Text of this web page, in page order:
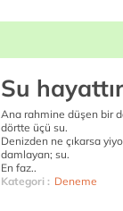
Su
Ana rahmine düşen bir
dörtte üçü su.
Denizden ne çıkarsa
damlayan; su.
En faz..
Kategori : Deneme